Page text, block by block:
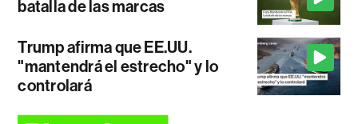
batalla de las marcas
Trump afirma que EE.UU.
"mantendrá el estrecho" y lo
controlará